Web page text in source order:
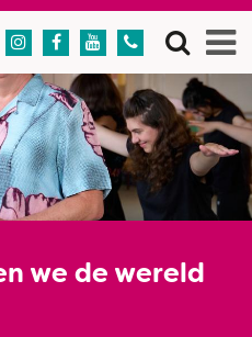
   
we de wereld